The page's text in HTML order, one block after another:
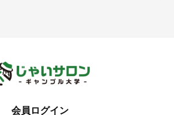
会員ログイン